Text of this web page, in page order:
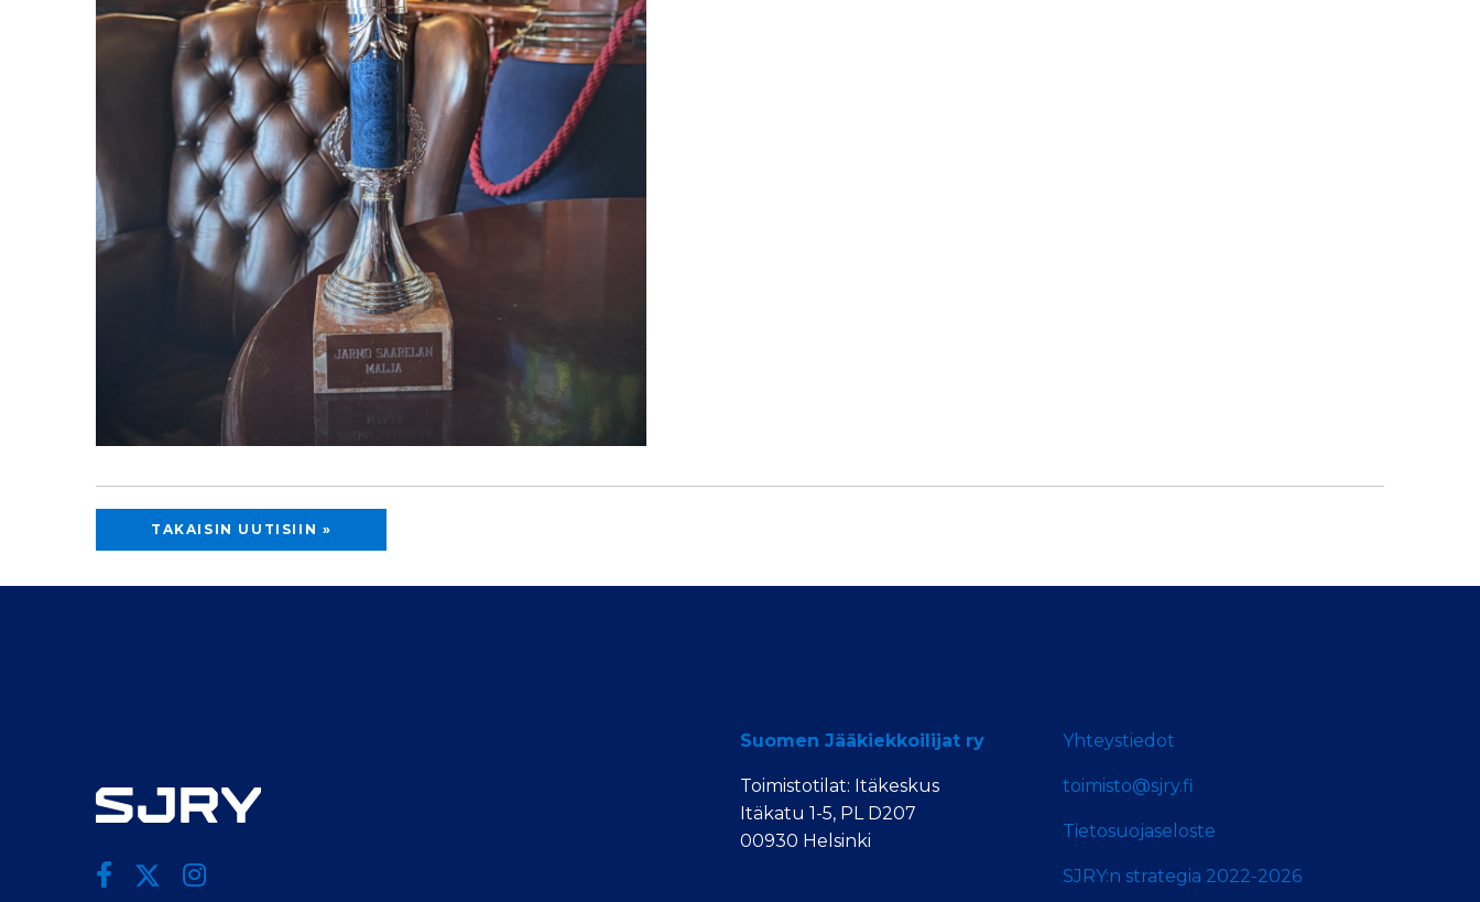
TAKAISIN UUTISIIN »
Suomen Jääkiekkoilijat ry
Toimistotilat: Itäkeskus
Itäkatu 1-5, PL D207
00930 Helsinki
Yhteystiedot
toimisto@sjry.fi
Tietosuojaseloste
SJRY:n strategia 2022-2026